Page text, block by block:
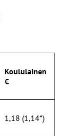
Koululainen
€
1,18 (1,14*)